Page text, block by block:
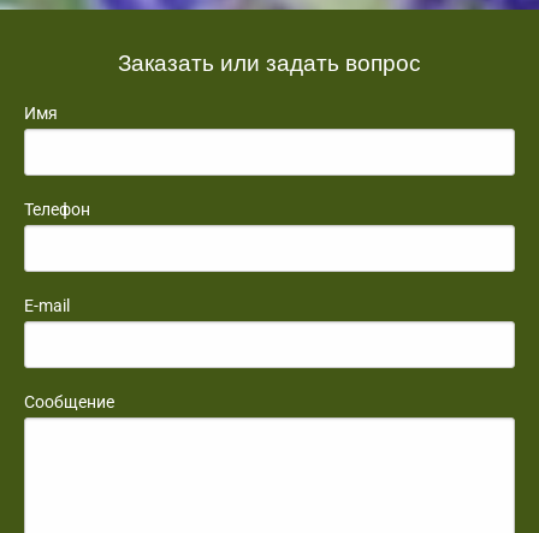
Заказать или задать вопрос
Имя
Телефон
E-mail
Сообщение